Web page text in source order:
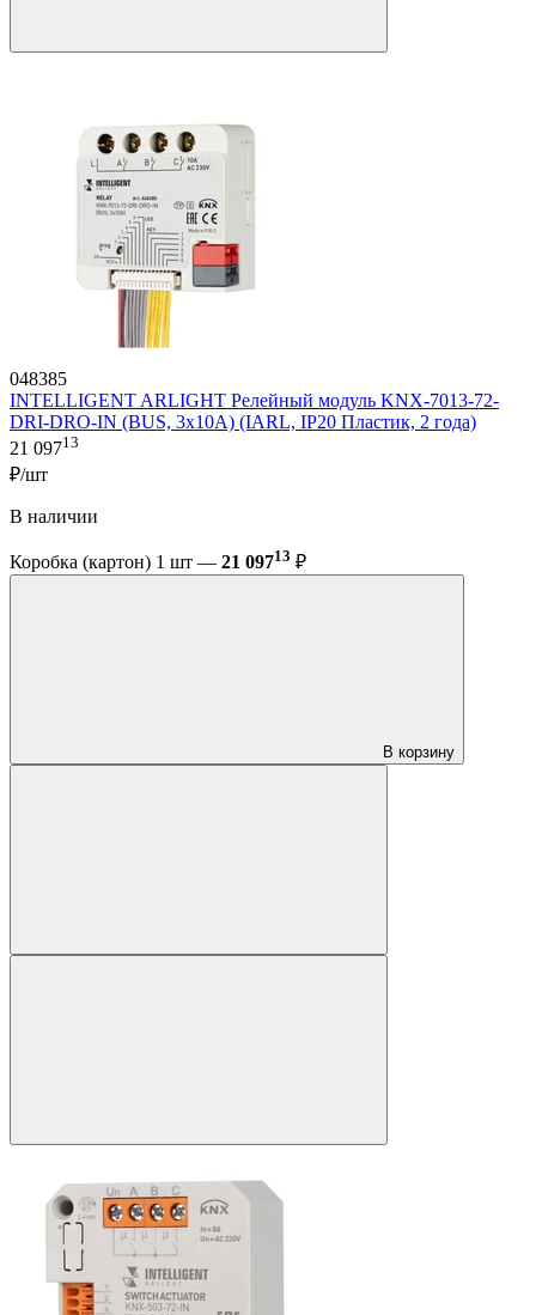
048385
INTELLIGENT ARLIGHT Релейный модуль KNX-7013-72-
DRI-DRO-IN (BUS, 3x10A) (IARL, IP20 Пластик, 2 года)
21 09713
₽/шт
В наличии
Коробка (картон) 1 шт — 21 09713 ₽
В корзину